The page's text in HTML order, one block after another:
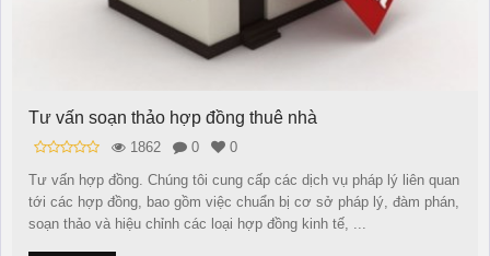
Tư vấn soạn thảo hợp đồng thuê nhà
1862 0
0
Tư vấn hợp đồng. Chúng tôi cung cấp các dịch vụ pháp lý liên quan
tới các hợp đồng, bao gồm việc chuẩn bị cơ sở pháp lý, đàm phán,
soạn thảo và hiệu chỉnh các loại hợp đồng kinh tế, ...